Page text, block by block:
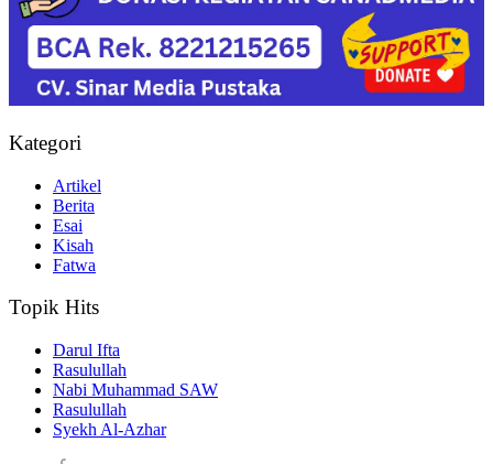
Kategori
Artikel
Berita
Esai
Kisah
Fatwa
Topik Hits
Darul Ifta
Rasulullah
Nabi Muhammad SAW
Rasulullah
Syekh Al-Azhar